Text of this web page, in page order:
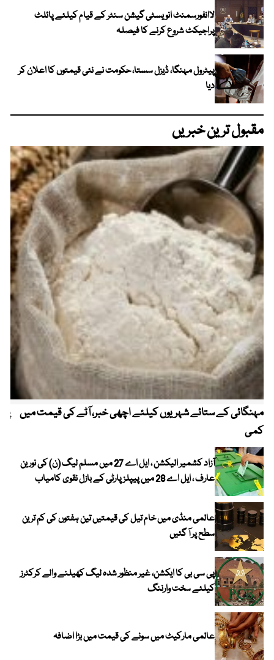
لاانفورسمنٹ انویسٹی گیشن سنٹر کے قیام کیلئے پائلٹ
پراجیکٹ شروع کرنے کا فیصلہ
پیٹرول مہنگا، ڈیزل سستا، حکومت نے نئی قیمتوں کا اعلان کر
دیا
مقبول ترین خبریں
مہنگائی کے ستائے شہریوں کیلئے اچھی خبر، آٹے کی قیمت میں
کمی
آزاد کشمیر الیکشن ، ایل اے 27 میں مسلم لیگ (ن) کی نورین
عارف ، ایل اے 28 میں پیپلز پارٹی کے بازل نقوی کامیاب
عالمی منڈی میں خام تیل کی قیمتیں تین ہفتوں کی کم ترین
سطح پر آ گئیں
پی سی بی کا ایکشن، غیر منظور شدہ لیگ کھیلنے والے کرکٹرز
کیلئے سخت وارننگ
عالمی مارکیٹ میں سونے کی قیمت میں بڑا اضافہ